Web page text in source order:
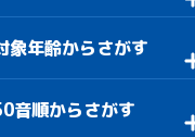
象年齢からさがす
音順からさがす